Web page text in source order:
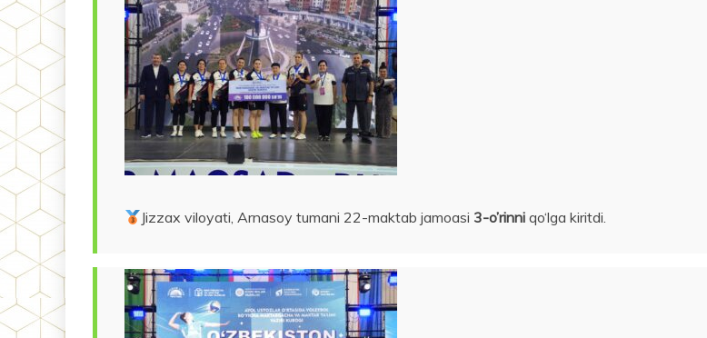
Jizzax viloyati, Arnasoy tumani 22-maktab jamoasi 3-o’rinni qo‘lga kiritdi.